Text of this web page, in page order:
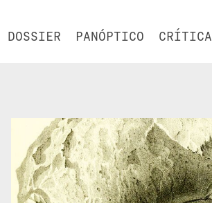
DOSSIER PANÓPTICO CRÍTICA